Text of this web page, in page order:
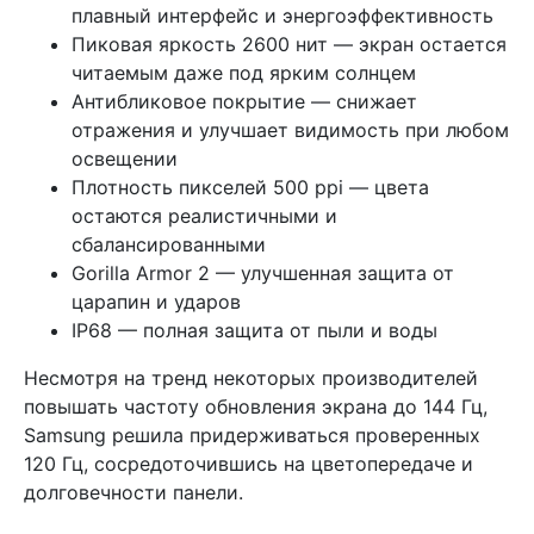
плавный интерфейс и энергоэффективность
Пиковая яркость 2600 нит — экран остается
читаемым даже под ярким солнцем
Антибликовое покрытие — снижает
отражения и улучшает видимость при любом
освещении
Плотность пикселей 500 ppi — цвета
остаются реалистичными и
сбалансированными
Gorilla Armor 2 — улучшенная защита от
царапин и ударов
IP68 — полная защита от пыли и воды
Несмотря на тренд некоторых производителей
повышать частоту обновления экрана до 144 Гц,
Samsung решила придерживаться проверенных
120 Гц, сосредоточившись на цветопередаче и
долговечности панели.